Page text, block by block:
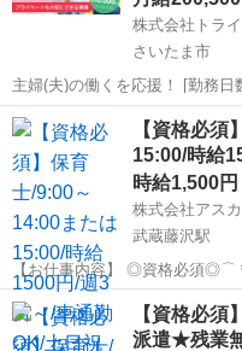
株式会社トラ
さいたま市
主婦(夫)の働くを応援！ [勤務日数]： 週5日~ 07:30~19:30 [勤務地・最
寄駅]： 埼玉県さいたま市見沼
愛育会 風渡野保育園 七里駅徒
埼玉 さいたま市 保育士
【資格必須
15:00/時給
時給1,500円
株式会社アスカ
武蔵藤沢駅
【お仕事内容】 ◎資格必須◎⌒
日中の派遣さん募集が出ました（^-^） ★\ おすすめ
・働きやすい9:00～14:00または
埼玉 狭山市 武蔵藤沢駅
【資格必須
派遣★残業